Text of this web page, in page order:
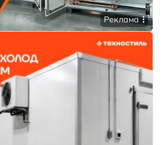
Реклама